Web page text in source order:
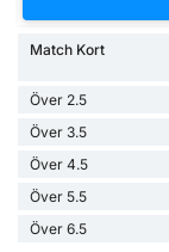
Match Kort
Över 2.5
Över 3.5
Över 4.5
Över 5.5
Över 6.5